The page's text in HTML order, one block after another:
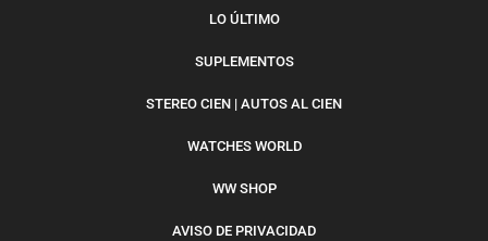
LO ÚLTIMO
SUPLEMENTOS
STEREO CIEN | AUTOS AL CIEN
WATCHES WORLD
WW SHOP
AVISO DE PRIVACIDAD